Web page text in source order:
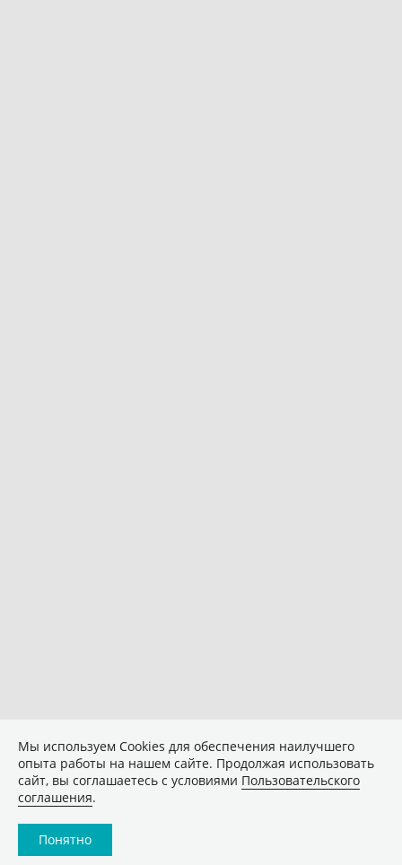
Мы используем Сookies для обеспечения наилучшего
опыта работы на нашем сайте. Продолжая использовать
сайт, вы соглашаетесь с условиями Пользовательского
соглашения.
Понятно